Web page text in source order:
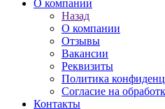
О компании
Назад
О компании
Отзывы
Вакансии
Реквизиты
Политика
Согласие на
Контакты